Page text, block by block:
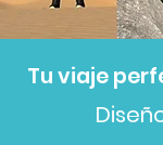
Tu viaje